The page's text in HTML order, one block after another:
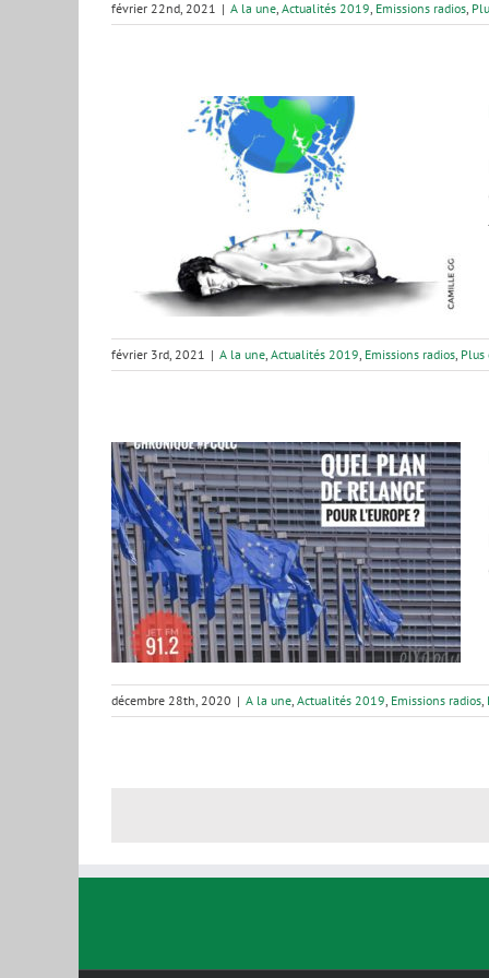
février 22nd, 2021 | A la une, Actualités 2019, Emissions radios,
février 3rd, 2021 | A la une, Actualités 2019, Emissions radios, Plus
décembre 28th, 2020 | A la une, Actualités 2019, Emissions radios,